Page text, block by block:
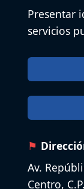
Presentar
servicios
Av.
Centro,